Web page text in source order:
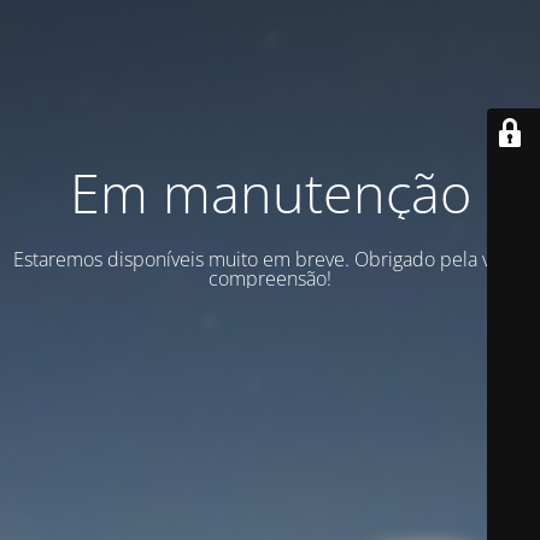
Em manutenção
Estaremos disponíveis muito em breve. Obrigado pela vossa
compreensão!